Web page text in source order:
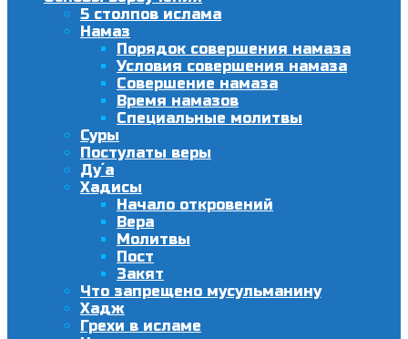
5 столпов ислама
Намаз
Порядок совершения намаза
Условия совершения намаза
Совершение намаза
Время намазов
Специальные молитвы
Суры
Постулаты веры
Ду´а
Хадисы
Начало откровений
Вера
Молитвы
Пост
Закят
Что запрещено мусульманину
Хадж
Грехи в исламе